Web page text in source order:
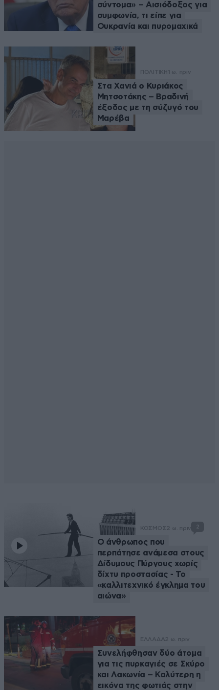
σύντομα» – Αισιόδοξος για
συμφωνία, τι είπε για
Ουκρανία και πυρομαχικά
ΠΟΛΙΤΙΚΗ 1 ω. πριν
Στα Χανιά ο Κυριάκος
Μητσοτάκης – Βραδινή
έξοδος με τη σύζυγό του
Μαρέβα
ΚΟΣΜΟΣ2 ω. πριν 2
Ο άνθρωπος που
περπάτησε ανάμεσα στους
Δίδυμους Πύργους χωρίς
δίχτυ προστασίας - Το
«καλλιτεχνικό έγκλημα του
αιώνα»
ΕΛΛΑΔΑ2 ω. πριν
Συνελήφθησαν δύο άτομα
για τις πυρκαγιές σε Σκύρο
και Λακωνία – Καλύτερη η
εικόνα της φωτιάς στην